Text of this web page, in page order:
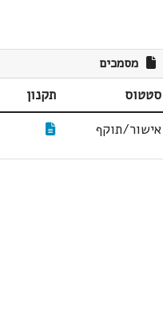
מסמכים
סטטוס תקנון
אישור/תוקף